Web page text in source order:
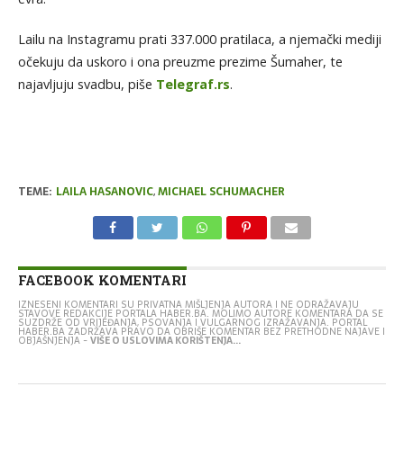
Lailu na Instagramu prati 337.000 pratilaca, a njemački mediji
očekuju da uskoro i ona preuzme prezime Šumaher, te
najavljuju svadbu, piše Telegraf.rs.
TEME: LAILA HASANOVIC,MICHAEL SCHUMACHER
FACEBOOK KOMENTARI
IZNESENI KOMENTARI SU PRIVATNA MIŠLJENJA AUTORA I NE ODRAŽAVAJU
STAVOVE REDAKCIJE PORTALA HABER.BA. MOLIMO AUTORE KOMENTARA DA SE
SUZDRŽE OD VRIJEĐANJA, PSOVANJA I VULGARNOG IZRAŽAVANJA. PORTAL
HABER.BA ZADRŽAVA PRAVO DA OBRIŠE KOMENTAR BEZ PRETHODNE NAJAVE I
OBJAŠNJENJA -VIŠE O USLOVIMA KORIŠTENJA...